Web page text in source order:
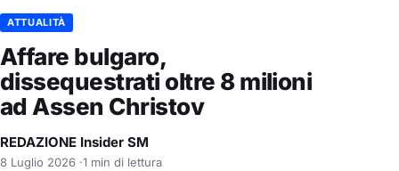
ATTUALITÀ
Affare bulgaro,
dissequestrati oltre 8 milioni
ad Assen Christov
REDAZIONE Insider SM
8 Luglio 2026 ·1 min di lettura